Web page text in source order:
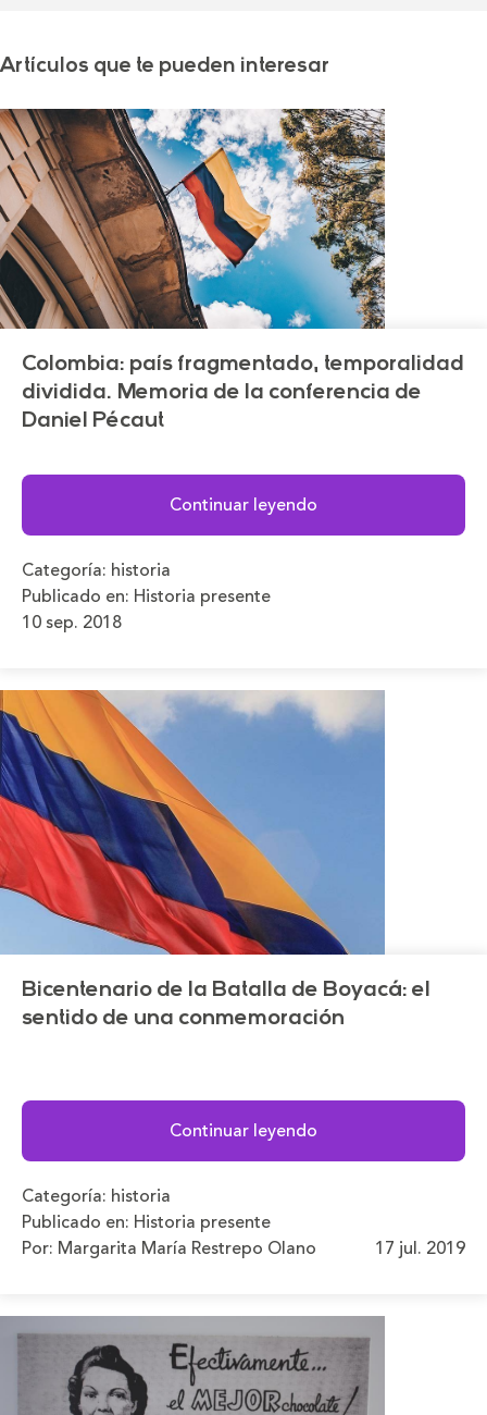
Artículos que te pueden interesar
Colombia: país fragmentado, temporalidad
dividida. Memoria de la conferencia de
Daniel Pécaut
Continuar leyendo
Categoría: historia
Publicado en: Historia presente
10 sep. 2018
Bicentenario de la Batalla de Boyacá: el
sentido de una conmemoración
Continuar leyendo
Categoría: historia
Publicado en: Historia presente
Por: Margarita María Restrepo Olano
17 jul. 2019